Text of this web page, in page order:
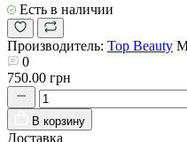
Есть в наличии
Производитель: Top Beauty
0
750.00 грн
В корзину
Доставка